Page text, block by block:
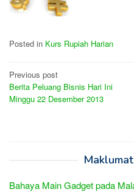
Posted in Kurs Rupiah Harian
Post
navigation
Previous post
Berita Peluang Bisnis Hari Ini
Minggu 22 Desember 2013
Bahaya Main Gadget pada